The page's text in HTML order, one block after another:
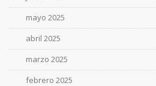
mayo 2025
abril 2025
marzo 2025
febrero 2025